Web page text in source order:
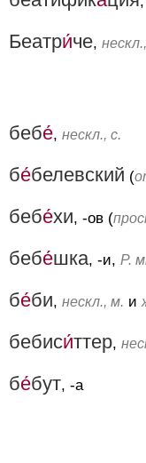
Беатри́че,
бебе́, нескл., с.
бе́белевский (
бебе́хи, -ов (
бебе́шка, -и, Р.
бе́би, нескл., м. и
бебиси́ттер,
бе́бут, -а